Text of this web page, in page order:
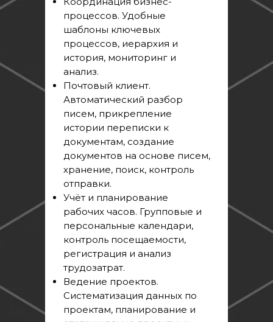
процессов. Удобные
шаблоны ключевых
процессов, иерархия и
история, мониторинг и
анализ.
Почтовый клиент.
Автоматический разбор
писем, прикрепление
истории переписки к
документам, создание
документов на основе писем,
хранение, поиск, контроль
отправки.
Учёт и планирование
рабочих часов. Групповые и
персональные календари,
контроль посещаемости,
регистрация и анализ
трудозатрат.
Ведение проектов.
Систематизация данных по
проектам, планирование и